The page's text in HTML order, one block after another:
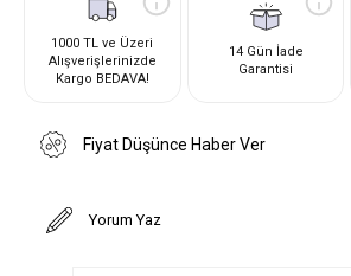
1000 TL ve Üzeri
Alışverişlerinizde
Kargo BEDAVA!
14 Gün İade
Garantisi
Fiyat Düşünce Haber Ver
Yorum Yaz